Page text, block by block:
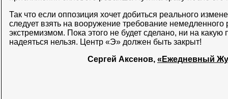
Так что если оппозиция хочет добиться реального
следует взять на вооружение требование немедленного
экстремизмом. Пока этого не будет сделано, ни на
надеяться нельзя. Центр «Э» должен быть закрыт!
Сергей Аксенов, «Ежедневный